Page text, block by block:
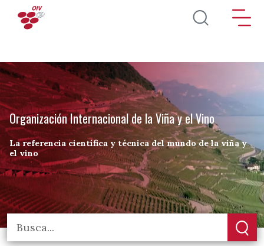
Pasar al contenido principal
Organización Internacional de la Viña y el Vino
La referencia científica y técnica del mundo de la viña y
el vino